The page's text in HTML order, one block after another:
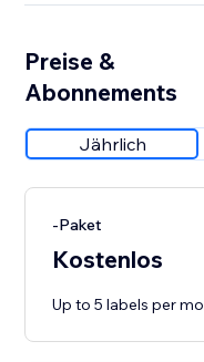
Preise &
Abonnements
Jährlich
-Paket
Kostenlos
Up to 5 labels per